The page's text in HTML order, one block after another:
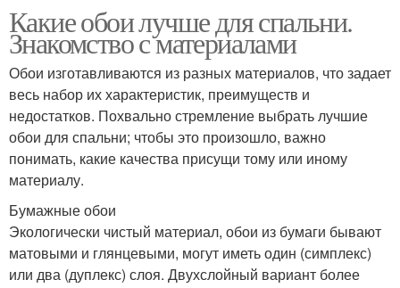
Какие обои лучше для спальни.
Знакомство с материалами
Обои изготавливаются из разных материалов, что задает
весь набор их характеристик, преимуществ и
недостатков. Похвально стремление выбрать лучшие
обои для спальни; чтобы это произошло, важно
понимать, какие качества присущи тому или иному
материалу.
Бумажные обои
Экологически чистый материал, обои из бумаги бывают
матовыми и глянцевыми, могут иметь один (симплекс)
или два (дуплекс) слоя. Двухслойный вариант более